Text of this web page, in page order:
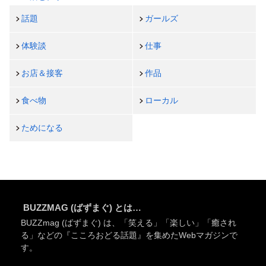
話題 ガールズ
体験談 仕事
お店＆接客 作品
食べ物 ローカル
ためになる
BUZZMAG (ばずまぐ) とは…
BUZZmag (ばずまぐ) は、「笑える」「楽しい」「癒され
る」などの『こころおどる話題』を集めたWebマガジンで
す。